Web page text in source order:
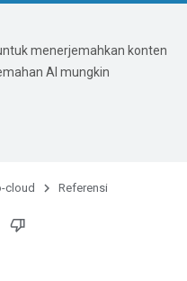
menerjemahkan konten
AI mungkin
cloud Referensi